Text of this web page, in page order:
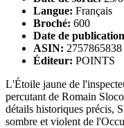
Langue: Français
Broché: 600
Date de
ASIN: 2757865838
Éditeur: POINTS
L'Étoile jaune de
percutant de Romain
détails historiques précis,
sombre et violent de